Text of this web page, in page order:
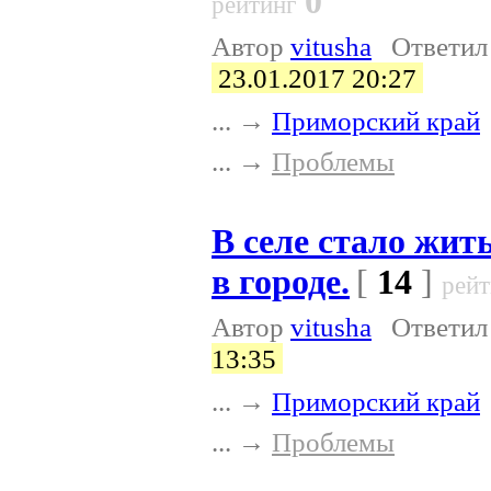
Автор vitusha
23.01.2017 20:27
... → Приморский край
... → Проблемы
В селе стало
в городе. [ 14 ]
Автор vitusha
13:35
... → Приморский край
... → Проблемы